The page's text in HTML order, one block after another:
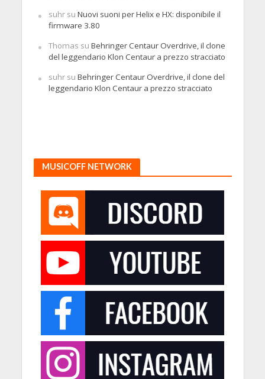
suhrsu Nuovi suoni per Helix e HX: disponibile il
firmware 3.80
Thomas su Behringer Centaur Overdrive, il clone
del leggendario Klon Centaur a prezzo stracciato
suhrsu Behringer Centaur Overdrive, il clone del
leggendario Klon Centaur a prezzo stracciato
MUSICOFF NETWORK